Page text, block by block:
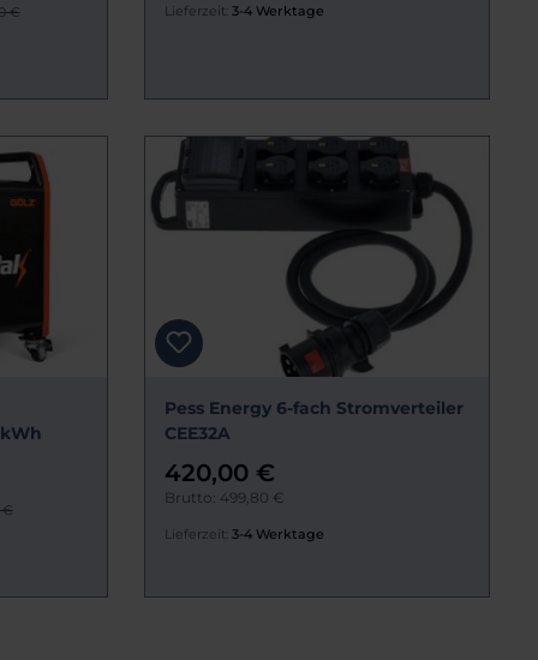
€ Lieferzeit: 3-4 Werktage
€
Pess Energy 6-fach Stromverteiler
CEE32A
420,00 €
Brutto: 499,80 €
Lieferzeit: 3-4 Werktage